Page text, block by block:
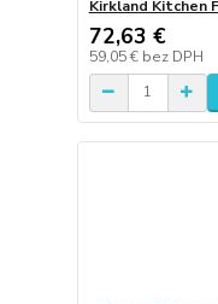
Kirkland Kitchen
72,63 €
59,05 € bez DPH